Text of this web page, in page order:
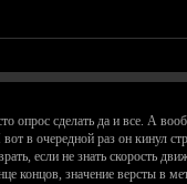
опрос сделать да и все. А
в очередной раз он кинул
если не знать скорость
концов, значение версты в